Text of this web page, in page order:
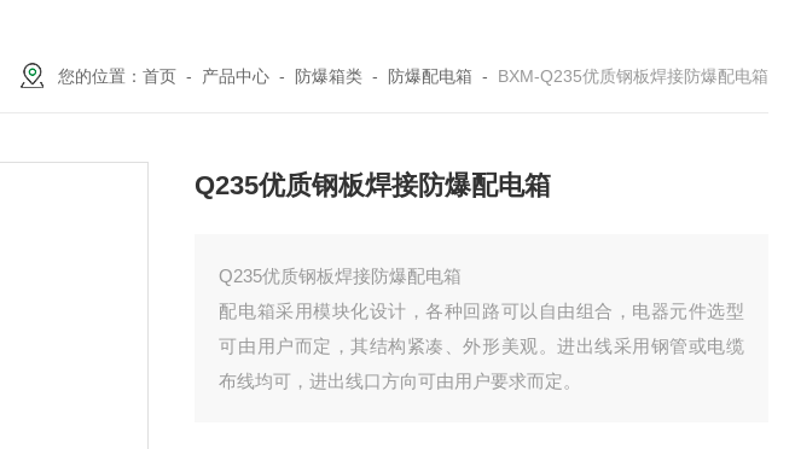
您的位置： 首页 - 产品中心 - 防爆箱类 - 防爆配电箱 - BXM-Q235优质钢板焊接防爆配电箱
Q235优质钢板焊接防爆配电箱
Q235优质钢板焊接防爆配电箱
配电箱采用模块化设计，各种回路可以自由组合，电器元件选型
可由用户而定，其结构紧凑、外形美观。进出线采用钢管或电缆
布线均可，进出线口方向可由用户要求而定。